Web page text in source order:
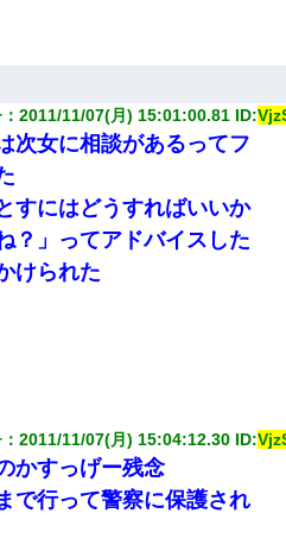
：2011/11/07(月) 15:01:00.81 ID:
次女に相談があるってフ
すにはどうすればいいか
？」ってアドバイスした
けられた
：2011/11/07(月) 15:04:12.30 ID:
かすっげー残念
で行って警察に保護され